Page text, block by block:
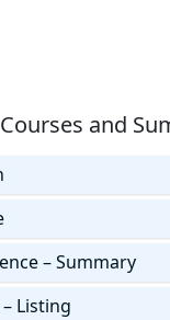
and
– Summary
Listing